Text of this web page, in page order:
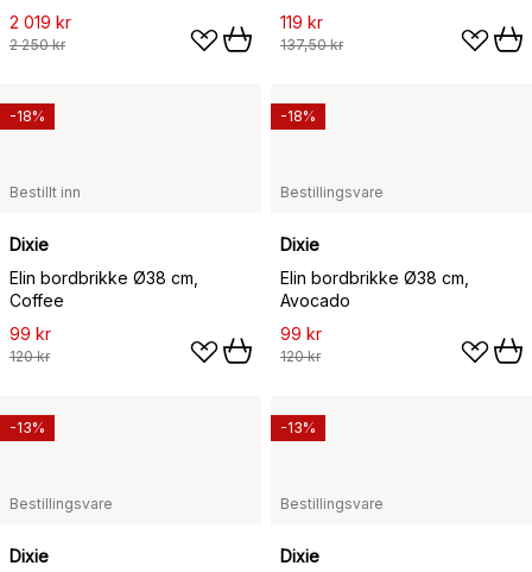
2 019 kr
2 250 kr
119 kr
137,50 kr
Bestillt inn
Dixie
Elin bordbrikke Ø38 cm,
Coffee
99 kr
120 kr
-18%
Bestillingsvare
Dixie
Elin bordbrikke Ø38 cm,
Avocado
99 kr
120 kr
-18%
Bestillingsvare
Dixie
-13%
Bestillingsvare
Dixie
-13%